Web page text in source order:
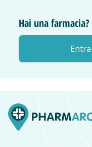
Hai una farmacia?